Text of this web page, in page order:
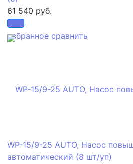
избранное сравнить
61 540 руб.
WP-15/9-25 AUTO, Насос
автоматический (8 шт/уп)